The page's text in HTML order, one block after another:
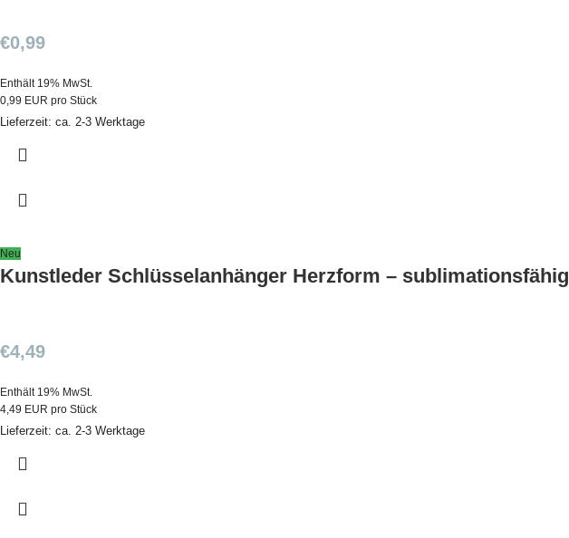
€0,99
Enthält 19% MwSt.
0,99 EUR pro Stück
Lieferzeit: ca. 2-3 Werktage
Neu
Kunstleder Schlüsselanhänger Herzform – sublimationsfähig
€4,49
Enthält 19% MwSt.
4,49 EUR pro Stück
Lieferzeit: ca. 2-3 Werktage